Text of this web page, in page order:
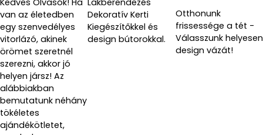
Kedves Olvasók! Ha
van az életedben
egy szenvedélyes
vitorlázó, akinek
örömet szeretnél
szerezni, akkor jó
helyen jársz! Az
alábbiakban
bemutatunk néhány
tökéletes
ajándékötletet,
Lakberendezés
Dekoratív Kerti
Kiegészítőkkel és
design bútorokkal.
Otthonunk
frissessége a tét -
Válasszunk helyesen
design vázát!